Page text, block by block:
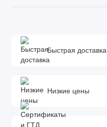
Быстрая доставка
Низкие цены